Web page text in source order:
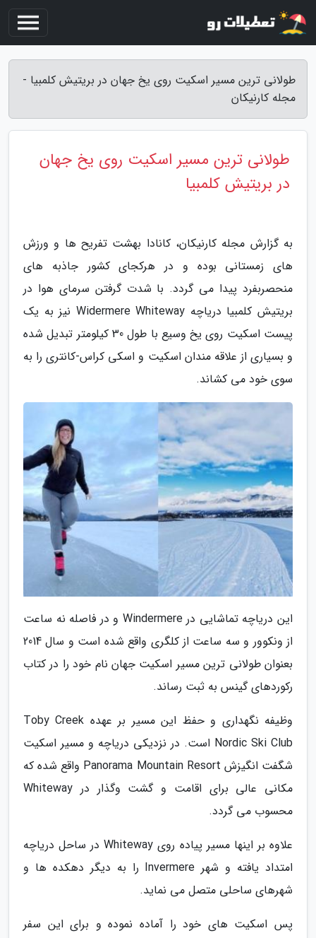
طولانی ترین مسیر اسکیت روی یخ جهان در بریتیش کلمبیا -
مجله کارنیکان
طولانی ترین مسیر اسکیت روی یخ جهان
در بریتیش کلمبیا
به گزارش مجله کارنیکان، کانادا بهشت تفریح ها و ورزش
های زمستانی بوده و در هرکجای کشور جاذبه های
منحصربفرد پیدا می گردد. با شدت گرفتن سرمای هوا در
بریتیش کلمبیا دریاچه Widermere Whiteway نیز به یک
پیست اسکیت روی یخ وسیع با طول 30 کیلومتر تبدیل شده
و بسیاری از علاقه مندان اسکیت و اسکی کراس-کانتری را به
سوی خود می کشاند.
این دریاچه تماشایی در Windermere و در فاصله نه ساعت
از ونکوور و سه ساعت از کلگری واقع شده است و سال 2014
بعنوان طولانی ترین مسیر اسکیت جهان نام خود را در کتاب
رکوردهای گینس به ثبت رساند.
وظیفه نگهداری و حفظ این مسیر بر عهده Toby Creek
Nordic Ski Club است. در نزدیکی دریاچه و مسیر اسکیت
شگفت انگیزش Panorama Mountain Resort واقع شده که
مکانی عالی برای اقامت و گشت وگذار در Whiteway
محسوب می گردد.
علاوه بر اینها مسیر پیاده روی Whiteway در ساحل دریاچه
امتداد یافته و شهر Invermere را به دیگر دهکده ها و
شهرهای ساحلی متصل می نماید.
پس اسکیت های خود را آماده نموده و برای این سفر